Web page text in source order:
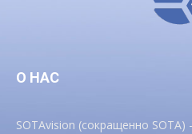
О НАС
SOTAvision (сокращенно